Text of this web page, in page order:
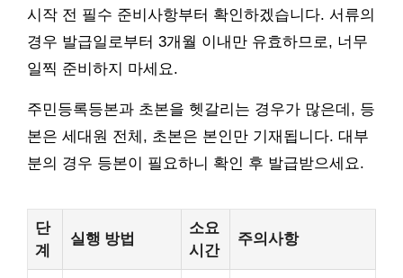
시작 전 필수 준비사항부터 확인하겠습니다. 서류의
경우 발급일로부터 3개월 이내만 유효하므로, 너무
일찍 준비하지 마세요.
주민등록등본과 초본을 헷갈리는 경우가 많은데, 등
본은 세대원 전체, 초본은 본인만 기재됩니다. 대부
분의 경우 등본이 필요하니 확인 후 발급받으세요.
단
계
실행 방법
소요
시간
주의사항